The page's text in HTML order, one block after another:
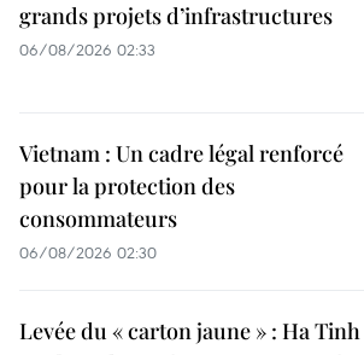
grands projets d’infrastructures
06/08/2026 02:33
Vietnam : Un cadre légal renforcé
pour la protection des
consommateurs
06/08/2026 02:30
Levée du « carton jaune » : Ha Tinh